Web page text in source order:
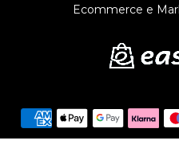
Ecommerce e